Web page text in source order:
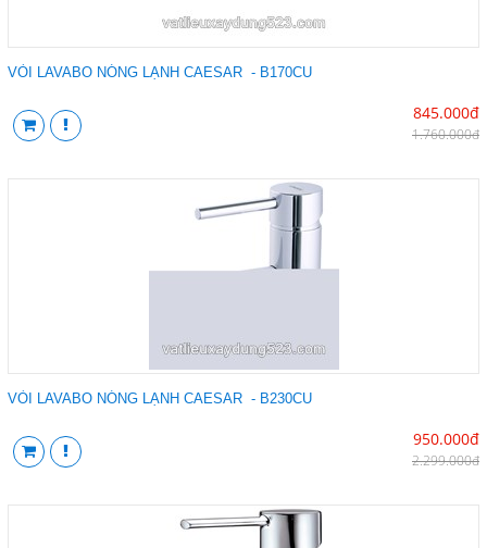
VÒI LAVABO NÓNG LẠNH CAESAR - B170CU
845.000đ
1.760.000đ
VÒI LAVABO NÓNG LẠNH CAESAR - B230CU
950.000đ
2.299.000đ